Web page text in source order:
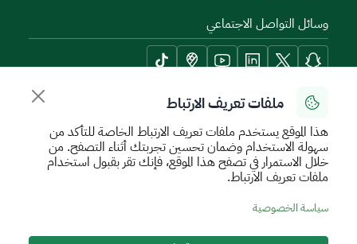
ملفات تعريف الارتباط
هذا الموقع يستخدم ملفات تعريف الارتباط الخاصة للتأكد من
سهولة الاستخدام وضمان تحسين تجربتك أثناء التصفح. من
خلال الاستمرار في تصفح هذا الموقع، فإنك تقر بقبول استخدام
ملفات تعريف الارتباط.
سياسة الخصوصية
وسائل التواصل الاجتماعي
أدوات الإتاحة وامكانية الوصول
سياسة الإستخدام الآمن